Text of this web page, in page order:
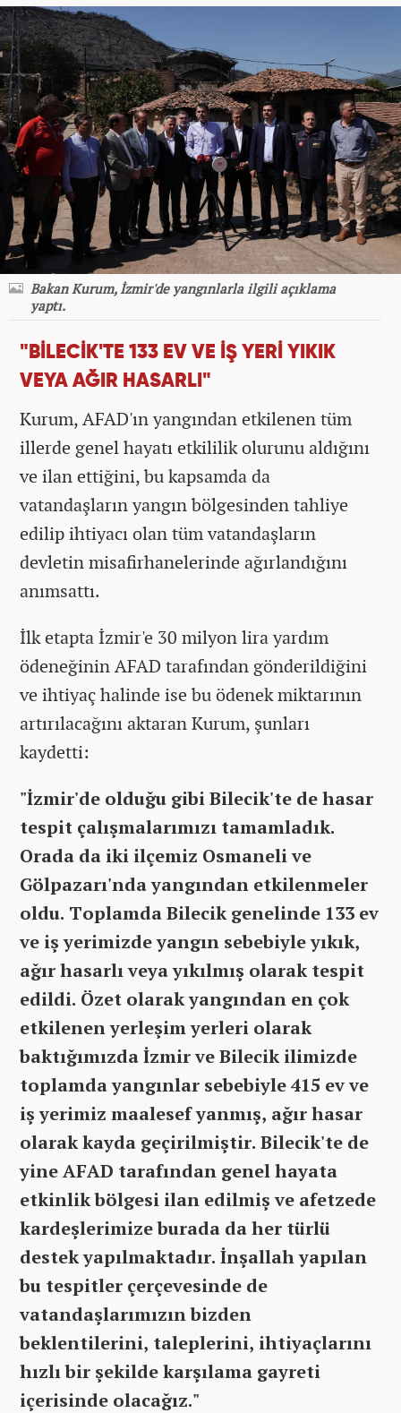
Bakan Kurum, İzmir'de yangınlarla ilgili açıklama
yaptı.
"BİLECİK'TE 133 EV VE İŞ YERİ YIKIK
VEYA AĞIR HASARLI"
Kurum, AFAD'ın yangından etkilenen tüm
illerde genel hayatı etkililik olurunu aldığını
ve ilan ettiğini, bu kapsamda da
vatandaşların yangın bölgesinden tahliye
edilip ihtiyacı olan tüm vatandaşların
devletin misafirhanelerinde ağırlandığını
anımsattı.
İlk etapta İzmir'e 30 milyon lira yardım
ödeneğinin AFAD tarafından gönderildiğini
ve ihtiyaç halinde ise bu ödenek miktarının
artırılacağını aktaran Kurum, şunları
kaydetti:
"İzmir'de olduğu gibi Bilecik'te de hasar
tespit çalışmalarımızı tamamladık.
Orada da iki ilçemiz Osmaneli ve
Gölpazarı'nda yangından etkilenmeler
oldu. Toplamda Bilecik genelinde 133 ev
ve iş yerimizde yangın sebebiyle yıkık,
ağır hasarlı veya yıkılmış olarak tespit
edildi. Özet olarak yangından en çok
etkilenen yerleşim yerleri olarak
baktığımızda İzmir ve Bilecik ilimizde
toplamda yangınlar sebebiyle 415 ev ve
iş yerimiz maalesef yanmış, ağır hasar
olarak kayda geçirilmiştir. Bilecik'te de
yine AFAD tarafından genel hayata
etkinlik bölgesi ilan edilmiş ve afetzede
kardeşlerimize burada da her türlü
destek yapılmaktadır. İnşallah yapılan
bu tespitler çerçevesinde de
vatandaşlarımızın bizden
beklentilerini, taleplerini, ihtiyaçlarını
hızlı bir şekilde karşılama gayreti
içerisinde olacağız."